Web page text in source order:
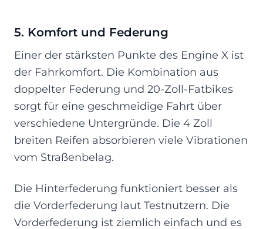
5. Komfort und Federung
Einer der stärksten Punkte des Engine X ist
der Fahrkomfort. Die Kombination aus
doppelter Federung und 20-Zoll-Fatbikes
sorgt für eine geschmeidige Fahrt über
verschiedene Untergründe. Die 4 Zoll
breiten Reifen absorbieren viele Vibrationen
vom Straßenbelag.
Die Hinterfederung funktioniert besser als
die Vorderfederung laut Testnutzern. Die
Vorderfederung ist ziemlich einfach und es